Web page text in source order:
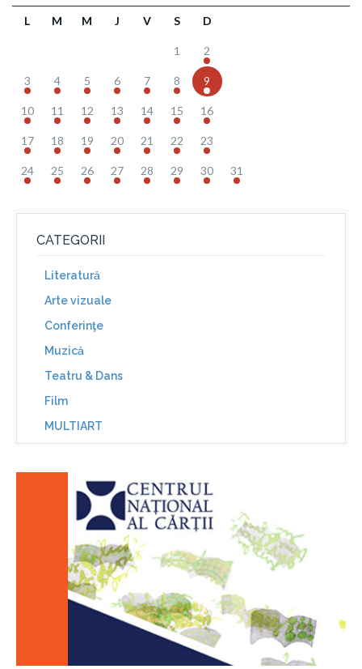
L M M J V S D
1 2
3 4 5 6 7 8 9
10 11 12 13 14 15 16
17 18 19 20 21 22 23
24 25 26 27 28 29 30 31
CATEGORII
Literatură
Arte vizuale
Conferinţe
Muzică
Teatru & Dans
Film
MULTIART